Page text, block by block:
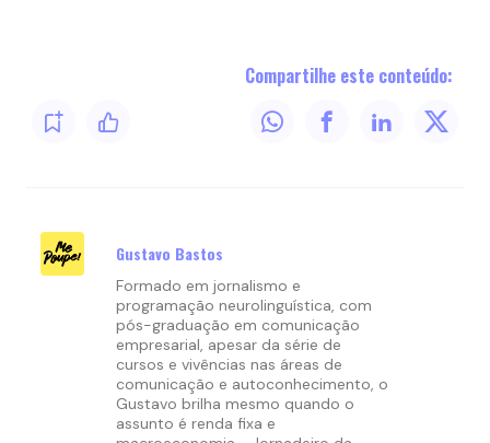
Compartilhe este conteúdo:
Gustavo Bastos
Formado em jornalismo e
programação neurolinguística, com
pós-graduação em comunicação
empresarial, apesar da série de
cursos e vivências nas áreas de
comunicação e autoconhecimento, o
Gustavo brilha mesmo quando o
assunto é renda fixa e